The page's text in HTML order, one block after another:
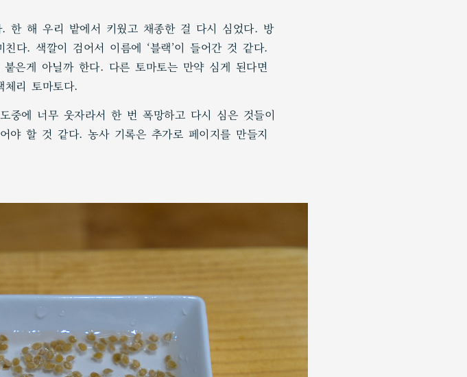
한 해 우리 밭에서 키웠고 채종한 걸 다시 심었다. 방
다. 색깔이 검어서 이름에 ‘블랙’이 들어간 것 같다.
붙은게 아닐까 한다. 다른 토마토는 만약 심게 된다면
리 토마토다.
중에 너무 웃자라서 한 번 폭망하고 다시 심은 것들이
할 것 같다. 농사 기록은 추가로 페이지를 만들지